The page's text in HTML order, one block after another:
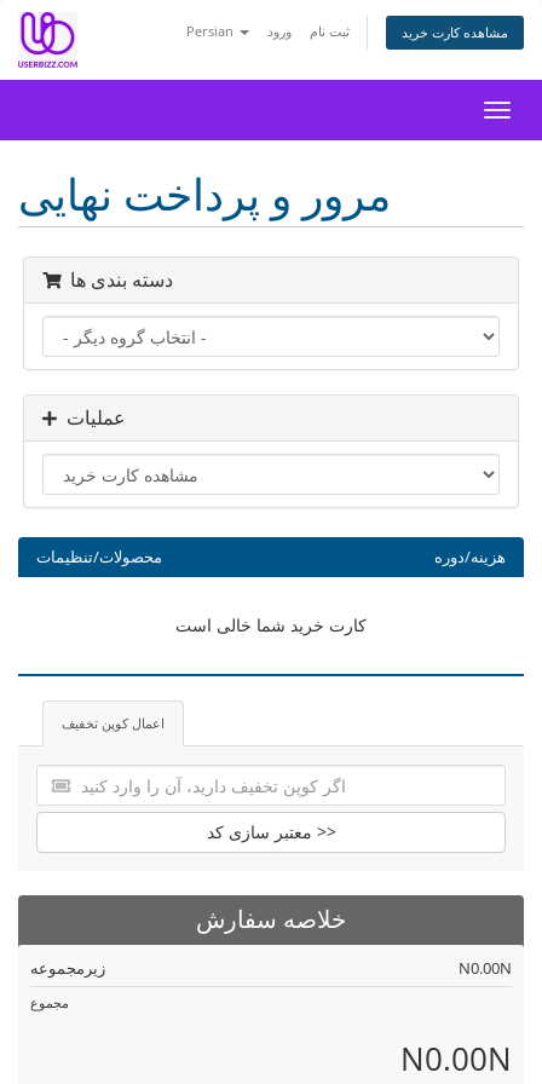
Persian ورود ثبت نام مشاهده کارت خرید
تغییر
مرور و پرداخت نهایی
دسته بندی ها
عملیات
محصولات/تنظیمات هزینه/دوره
کارت خرید شما خالی است
اعمال کوپن تخفیف
معتبر سازی کد >>
خلاصه سفارش
زیرمجموعه N0.00N
مجموع
N0.00N